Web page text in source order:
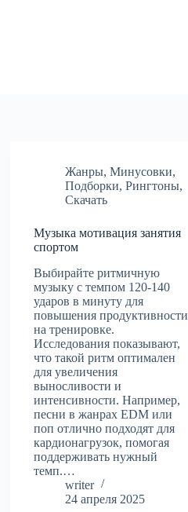
Жанры,Минусовки,
Подборки,Рингтоны,
Скачать
Музыка мотивация занятия
спортом
Выбирайте ритмичную
музыку с темпом 120-140
ударов в минуту для
повышения продуктивности
на тренировке.
Исследования показывают,
что такой ритм оптимален
для увеличения
выносливости и
интенсивности. Например,
песни в жанрах EDM или
поп отлично подходят для
кардионагрузок, помогая
поддерживать нужный
темп.…
writer
24 апреля 2025